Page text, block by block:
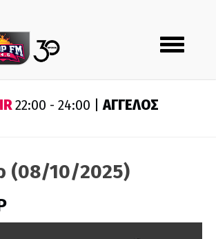
Toggle
navigation
22:00 - 24:00 |ΑΓΓΕΛΟΣ
(08/10/2025)